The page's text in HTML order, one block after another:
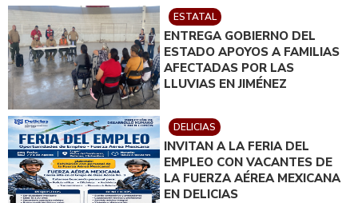
JUÁREZ; EN CATEO
INSTRUIDO POR GILBERTO
LOYA
ESTATAL
ENTREGA GOBIERNO DEL
ESTADO APOYOS A FAMILIAS
AFECTADAS POR LAS
LLUVIAS EN JIMÉNEZ
DELICIAS
INVITAN A LA FERIA DEL
EMPLEO CON VACANTES DE
LA FUERZA AÉREA MEXICANA
EN DELICIAS